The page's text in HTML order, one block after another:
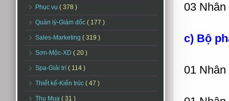
Phục vụ ( 378 )
Quản lý-Giám đốc ( 177 )
Sales-Marketing ( 319 )
Sơn-Mộc-XD ( 20 )
Spa-Giải trí ( 114 )
Thiết kế-Kiến trúc ( 47 )
Thu Mua ( 31 )
03
c) Bộ
01